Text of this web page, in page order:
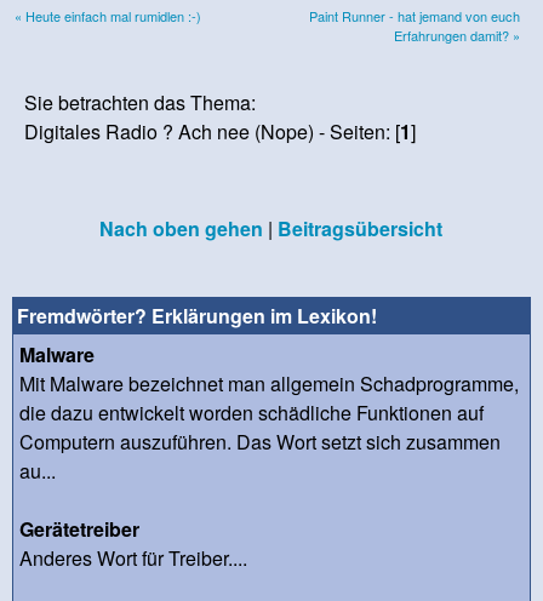
« Heute einfach mal rumidlen :-)
Paint Runner - hat jemand von euch
Erfahrungen damit? »
Sie betrachten das Thema:
Digitales Radio ? Ach nee (Nope) - Seiten: [1]
Nach oben gehen | Beitragsübersicht
Fremdwörter? Erklärungen im Lexikon!
Malware
Mit Malware bezeichnet man allgemein Schadprogramme,
die dazu entwickelt worden schädliche Funktionen auf
Computern auszuführen. Das Wort setzt sich zusammen
au...
Gerätetreiber
Anderes Wort für Treiber....